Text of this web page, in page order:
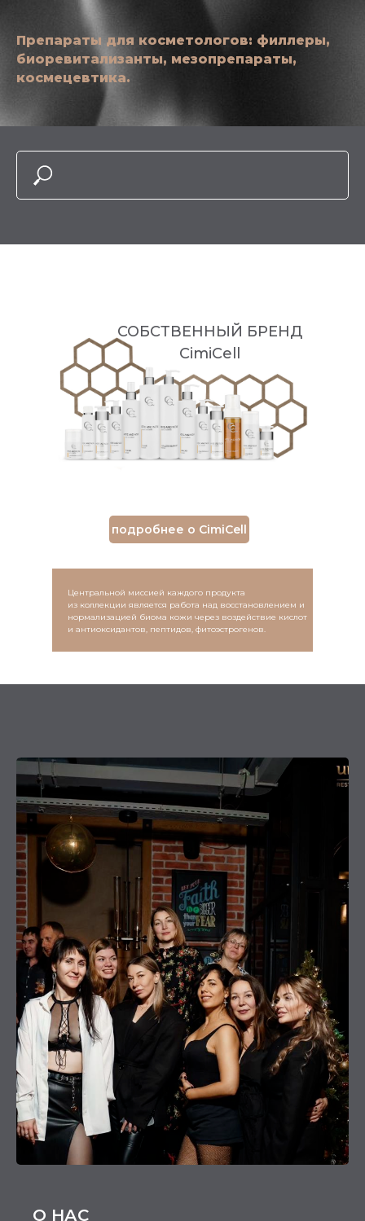
Препараты для косметологов: филлеры,
биоревитализанты, мезопрепараты,
космецевтика.
СОБСТВЕННЫЙ БРЕНД
CimiCell
Центральной миссией каждого продукта
из коллекции является работа над восстановлением и
нормализацией биома кожи через воздействие кислот
и антиоксидантов, пептидов, фитоэстрогенов.
подробнее о CimiCell
О НАС